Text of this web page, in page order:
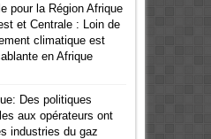
pour la Région Afrique
et Centrale : Loin de
climatique est
en Afrique
Des politiques
aux opérateurs ont
industries du gaz